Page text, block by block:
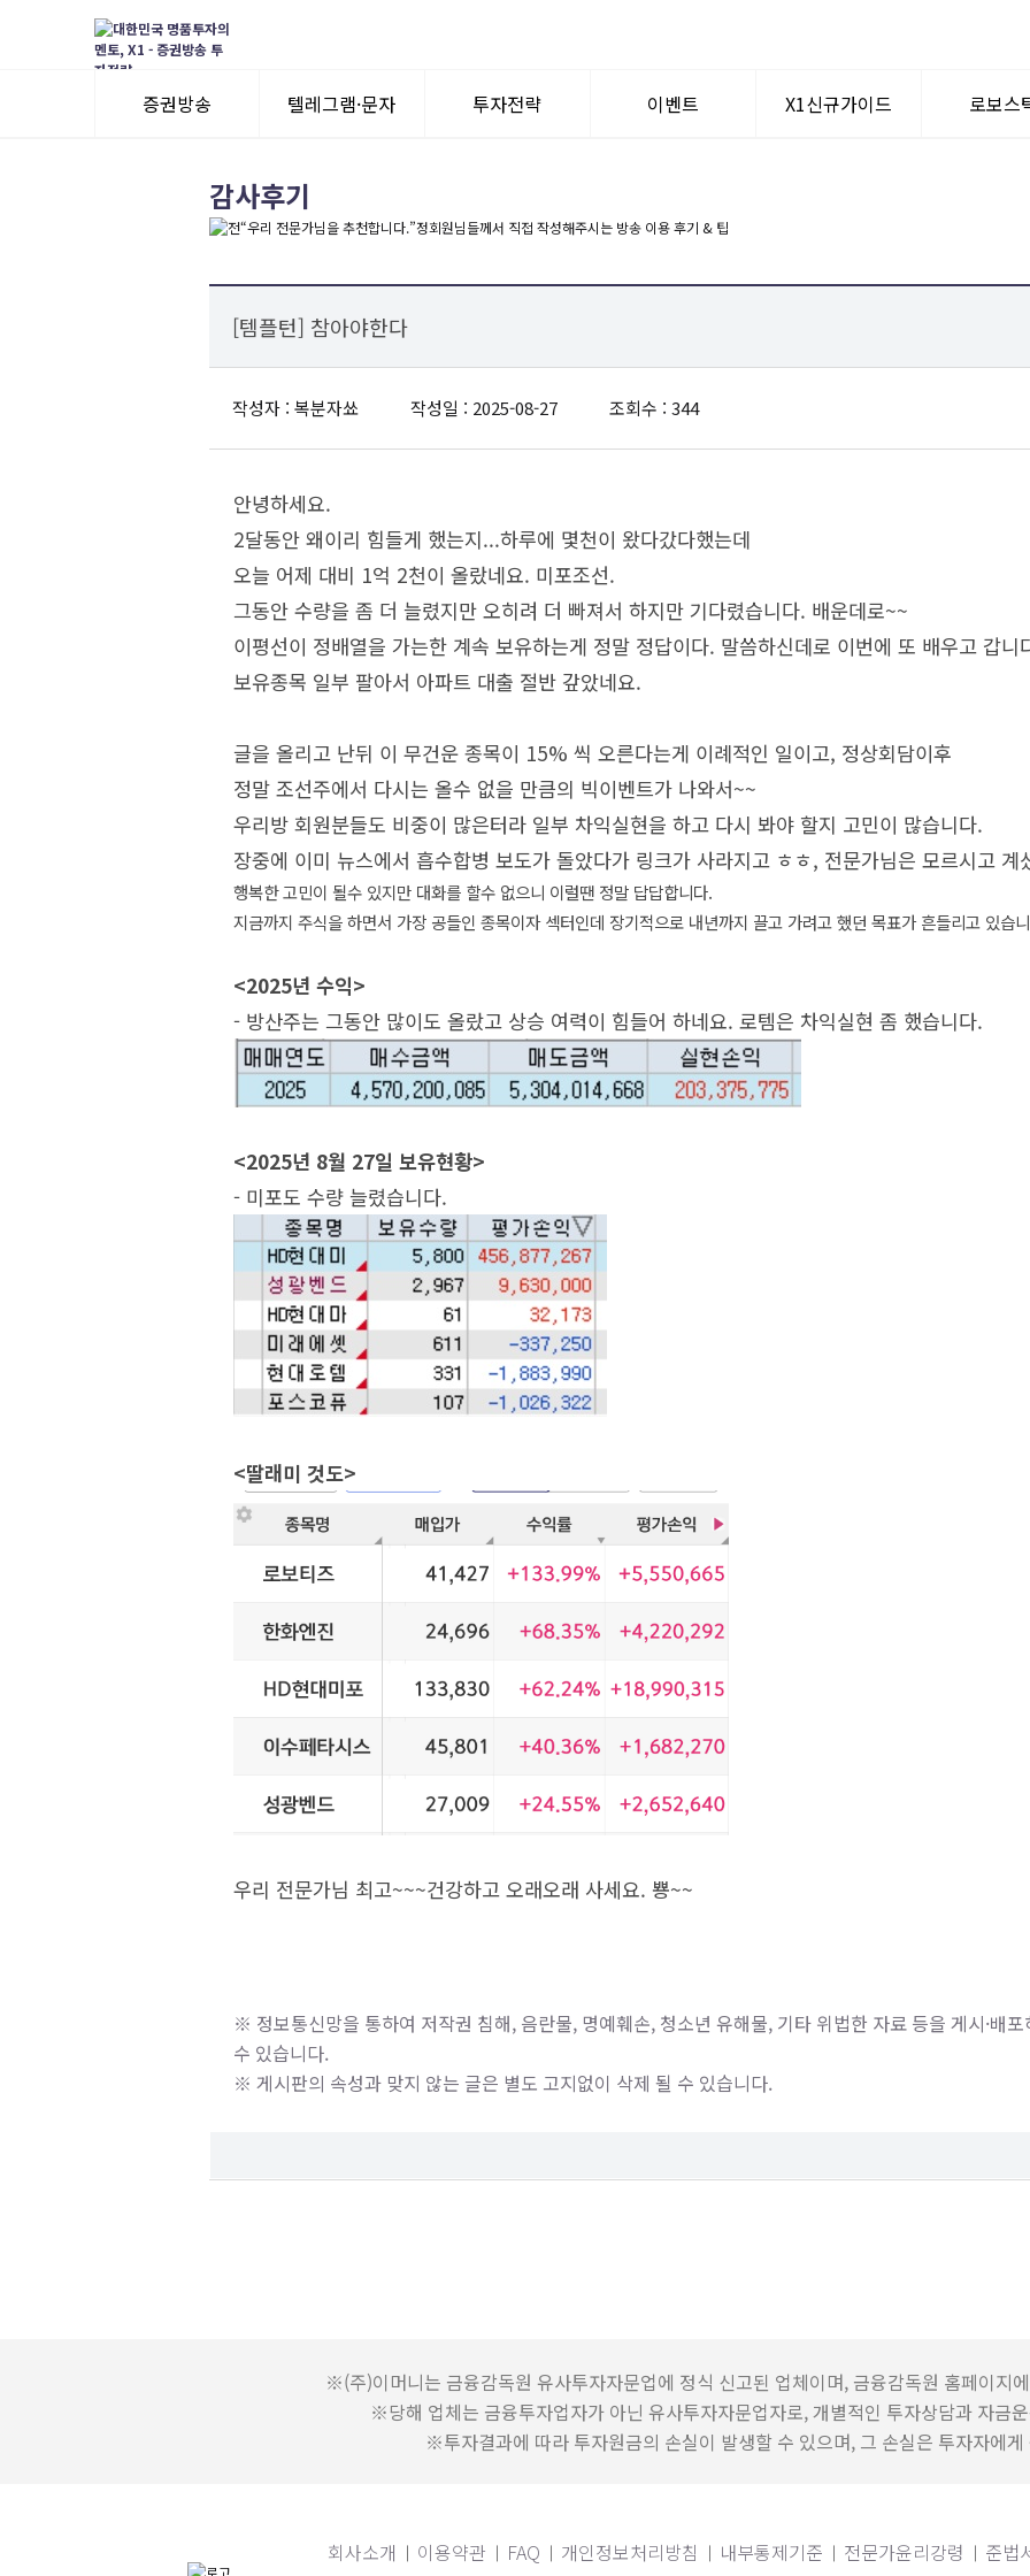
증권방송
수익률뽐내기
텔레그램·문자
3일 무료체험
투자전략 이벤트 X1신규가이드 로보스
감사후기
[템플턴] 참아야한다
작성자 : 복분자쑈 작성일 : 2025-08-27 조회수 : 344
안녕하세요.
2달동안 왜이리 힘들게 했는지...하루에 몇천이 왔다갔다했는데
오늘 어제 대비 1억 2천이 올랐네요. 미포조선.
그동안 수량을 좀 더 늘렸지만 오히려 더 빠져서 하지만 기다렸습니다. 배운데로~~
이평선이 정배열을 가는한 계속 보유하는게 정말 정답이다. 말씀하신데로 이번에 또 배우고 갑니
보유종목 일부 팔아서 아파트 대출 절반 갚았네요.
글을 올리고 난뒤 이 무건운 종목이 15% 씩 오른다는게 이례적인 일이고, 정상회담이후
정말 조선주에서 다시는 올수 없을 만큼의 빅이벤트가 나와서~~
우리방 회원분들도 비중이 많은터라 일부 차익실현을 하고 다시 봐야 할지 고민이 많습니다.
장중에 이미 뉴스에서 흡수합병 보도가 돌았다가 링크가 사라지고 ㅎㅎ, 전문가님은 모르시고 계
행복한 고민이 될수 있지만 대화를 할수 없으니 이럴땐 정말 답답합니다.
지금까지 주식을 하면서 가장 공들인 종목이자 섹터인데 장기적으로 내년까지 끌고 가려고 했던 목표가 흔들리고 있습
<2025년 수익>
- 방산주는 그동안 많이도 올랐고 상승 여력이 힘들어 하네요. 로템은 차익실현 좀 했습니다.
<2025년 8월 27일 보유현황>
- 미포도 수량 늘렸습니다.
<딸래미 것도>
우리 전문가님 최고~~~건강하고 오래오래 사세요. 뿅~~
※ 정보통신망을 통하여 저작권 침해, 음란물, 명예훼손, 청소년 유해물, 기타 위법한 자료 등을 게시·배
수 있습니다.
※ 게시판의 속성과 맞지 않는 글은 별도 고지없이 삭제 될 수 있습니다.
※(주)이머니는 금융감독원 유사투자자문업에 정식 신고된 업체이며, 금융감독원 홈페이지
※당해 업체는 금융투자업자가 아닌 유사투자자문업자로, 개별적인 투자상담과 자금
※투자결과에 따라 투자원금의 손실이 발생할 수 있으며, 그 손실은 투자자에
회사소개 이용약관 FAQ 개인정보처리방침 내부통제기준 전문가윤리강령 준법